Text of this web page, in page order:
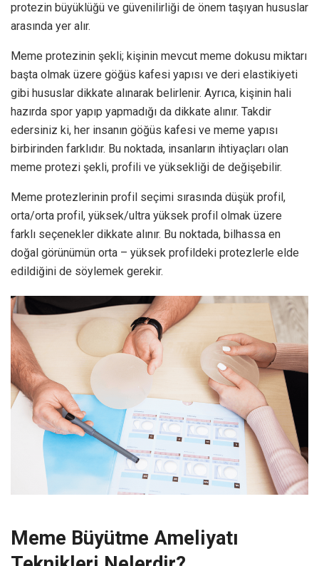
protezin büyüklüğü ve güvenilirliği de önem taşıyan hususlar
arasında yer alır.
Meme protezinin şekli; kişinin mevcut meme dokusu miktarı
başta olmak üzere göğüs kafesi yapısı ve deri elastikiyeti
gibi hususlar dikkate alınarak belirlenir. Ayrıca, kişinin hali
hazırda spor yapıp yapmadığı da dikkate alınır. Takdir
edersiniz ki, her insanın göğüs kafesi ve meme yapısı
birbirinden farklıdır. Bu noktada, insanların ihtiyaçları olan
meme protezi şekli, profili ve yüksekliği de değişebilir.
Meme protezlerinin profil seçimi sırasında düşük profil,
orta/orta profil, yüksek/ultra yüksek profil olmak üzere
farklı seçenekler dikkate alınır. Bu noktada, bilhassa en
doğal görünümün orta – yüksek profildeki protezlerle elde
edildiğini de söylemek gerekir.
Meme Büyütme Ameliyatı